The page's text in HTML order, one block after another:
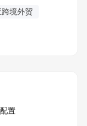
跨境外贸
置